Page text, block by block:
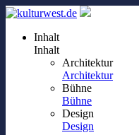
Inhalt
Inhalt
Architektur
Architektur
Bühne
Bühne
Design
Design